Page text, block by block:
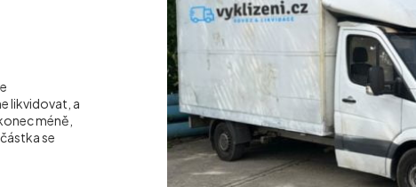
likvidovat, a
méně,
se